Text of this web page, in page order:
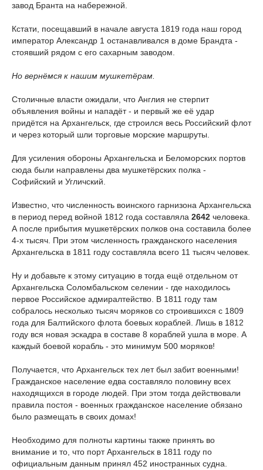
завод Бранта на набережной.
Кстати, посещавший в начале августа 1819 года наш город
император Александр 1 останавливался в доме Брандта -
стоявший рядом с его сахарным заводом.
Но вернёмся к нашим мушкетёрам.
Столичные власти ожидали, что Англия не стерпит
объявления войны и нападёт - и первый же её удар
придётся на Архангельск, где строился весь Российский флот
и через который шли торговые морские маршруты.
Для усиления обороны Архангельска и Беломорских портов
сюда были направлены два мушкетёрских полка -
Софийский и Угличский.
Известно, что численность воинского гарнизона Архангельска
в период перед войной 1812 года составляла 2642 человека.
А после прибытия мушкетёрских полков она составила более
4-х тысяч. При этом численность гражданского населения
Архангельска в 1811 году составляла всего 11 тысяч человек.
Ну и добавьте к этому ситуацию в тогда ещё отдельном от
Архангельска Соломбальском селении - где находилось
первое Российское адмиралтейство. В 1811 году там
собралось несколько тысяч моряков со строившихся с 1809
года для Балтийского флота боевых кораблей. Лишь в 1812
году вся новая эскадра в составе 8 кораблей ушла в море. А
каждый боевой корабль - это минимум 500 моряков!
Получается, что Архангельск тех лет был забит военными!
Гражданское население едва составляло половину всех
находящихся в городе людей. При этом тогда действовали
правила постоя - военных гражданское население обязано
было размещать в своих домах!
Необходимо для полноты картины также принять во
внимание и то, что порт Архангельск в 1811 году по
официальным данным принял 452 иностранных судна.